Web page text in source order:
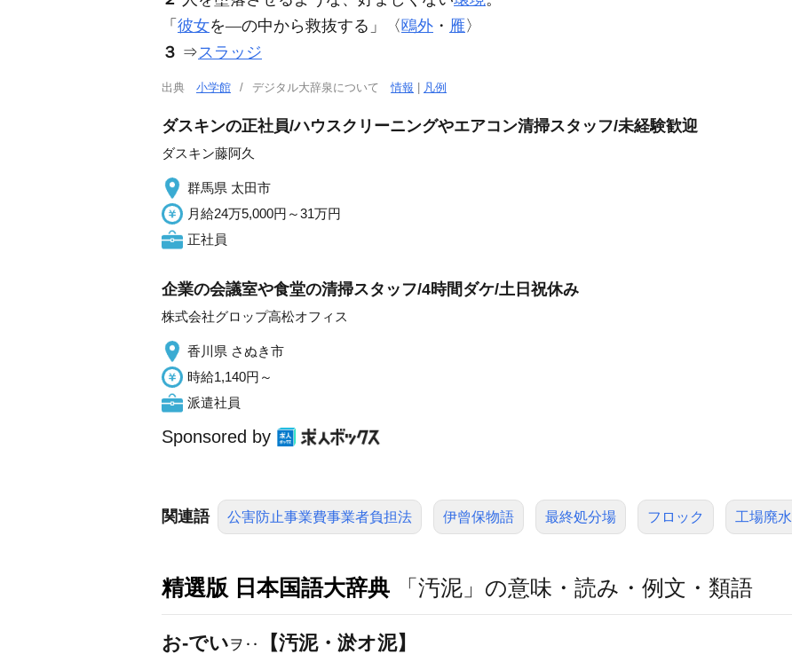
「 彼女を―の中から救抜する」〈鴎外 ・ 雁 〉
３ ⇒スラッジ
出典 小学館 デジタル大辞泉について情報 凡例
ダスキンの正社員/ハウスクリーニングやエアコン清掃スタッフ/未経験歓迎
ダスキン藤阿久
群馬県 太田市
月給24万5,000円～31万円
正社員
企業の会議室や食堂の清掃スタッフ/4時間ダケ/土日祝休み
株式会社グロップ高松オフィス
香川県 さぬき市
時給1,140円～
派遣社員
Sponsored by
関連語 公害防止事業費事業者負担法 伊曾保物語 最終処分場 フロック 工場廃水
精選版 日本国語大辞典 「汚泥」の意味・読み・例文・類語
お‐でいヲ‥ 【汚泥・淤オ泥】